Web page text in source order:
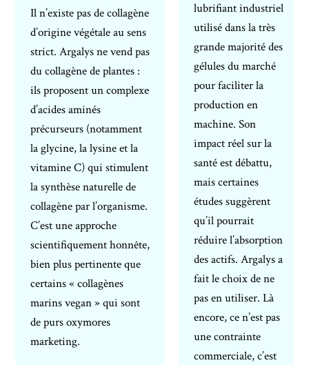
Il n’existe pas de collagène
d’origine végétale au sens
strict. Argalys ne vend pas
du collagène de plantes :
ils proposent un complexe
d’acides aminés
précurseurs (notamment
la glycine, la lysine et la
vitamine C) qui stimulent
la synthèse naturelle de
collagène par l’organisme.
C’est une approche
scientifiquement honnête,
bien plus pertinente que
certains « collagènes
marins vegan » qui sont
de purs oxymores
marketing.
lubrifiant industriel
utilisé dans la très
grande majorité des
gélules du marché
pour faciliter la
production en
machine. Son
impact réel sur la
santé est débattu,
mais certaines
études suggèrent
qu’il pourrait
réduire l’absorption
des actifs. Argalys a
fait le choix de ne
pas en utiliser. Là
encore, ce n’est pas
une contrainte
commerciale, c’est